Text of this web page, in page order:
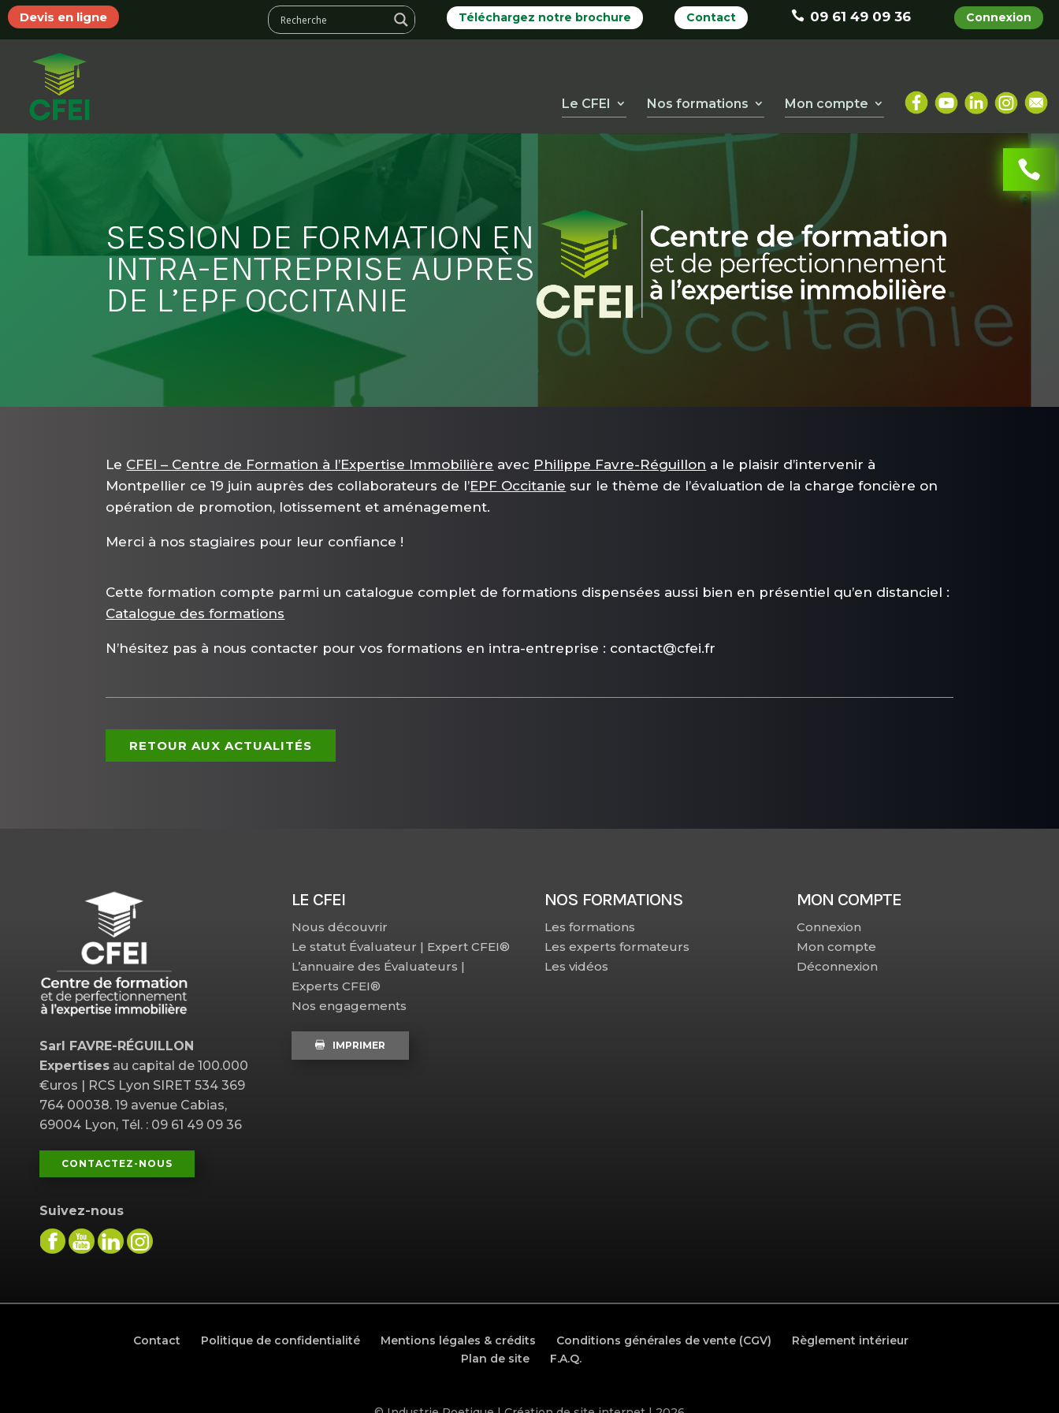
Devis en ligne Connexion
09 61 49 09 36
Contact
Téléchargez notre brochure
Le CFEI Nos formations Mon compte
SESSION DE FORMATION EN
INTRA-ENTREPRISE AUPRÈS
DE L’EPF OCCITANIE
Le CFEI – Centre de Formation à l’Expertise Immobilière avec Philippe Favre-Réguillon a le plaisir d’intervenir à
Montpellier ce 19 juin auprès des collaborateurs de l’EPF Occitanie sur le thème de l’évaluation de la charge foncière on
opération de promotion, lotissement et aménagement.
Merci à nos stagiaires pour leur confiance !
Cette formation compte parmi un catalogue complet de formations dispensées aussi bien en présentiel qu’en distanciel :
Catalogue des formations
N’hésitez pas à nous contacter pour vos formations en intra-entreprise : contact@cfei.fr
RETOUR AUX ACTUALITÉS
Sarl FAVRE-RÉGUILLON
Expertises au capital de 100.000
€uros | RCS Lyon SIRET 534 369
764 00038. 19 avenue Cabias,
69004 Lyon, Tél. : 09 61 49 09 36
CONTACTEZ-NOUS
Suivez-nous
LE CFEI
Nous découvrir
Le statut Évaluateur | Expert CFEI®
L’annuaire des Évaluateurs |
Experts CFEI®
Nos engagements
IMPRIMER
NOS FORMATIONS
Les formations
Les experts formateurs
Les vidéos
MON COMPTE
Connexion
Mon compte
Déconnexion
Contact Politique de confidentialité Mentions légales & crédits Conditions générales de vente (CGV)
Règlement intérieur
Plan de site
F.A.Q.